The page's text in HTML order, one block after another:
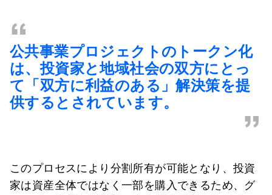
“
公共事業プロジェクトのトークン化
は、投資家と地域社会の双方にとっ
て「双方に利益のある」解決策を提
供するとされています。
”
このプロセスにより分割所有が可能となり、投資
家は資産全体ではなく一部を購入できるため、グ